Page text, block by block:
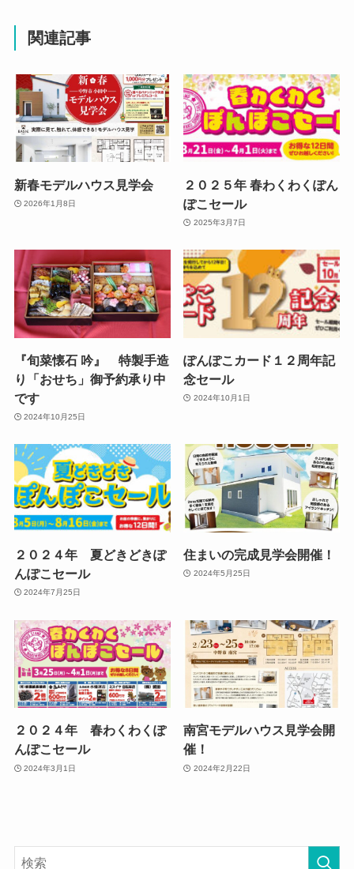
関連記事
新春モデルハウス見学会
2026年1月8日
２０２５年 春わくわくぽん
ぽこセール
2025年3月7日
『旬菜懐石 吟』 特製手造
り「おせち」御予約承り中
です
2024年10月25日
ぽんぽこカード１２周年記
念セール
2024年10月1日
２０２４年 夏どきどきぽ
んぽこセール
2024年7月25日
住まいの完成見学会開催！
2024年5月25日
２０２４年 春わくわくぽ
んぽこセール
2024年3月1日
南宮モデルハウス見学会開
催！
2024年2月22日